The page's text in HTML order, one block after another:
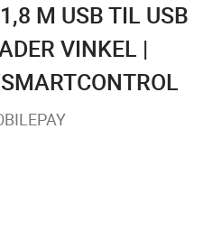
M USB TIL USB
VINKEL |